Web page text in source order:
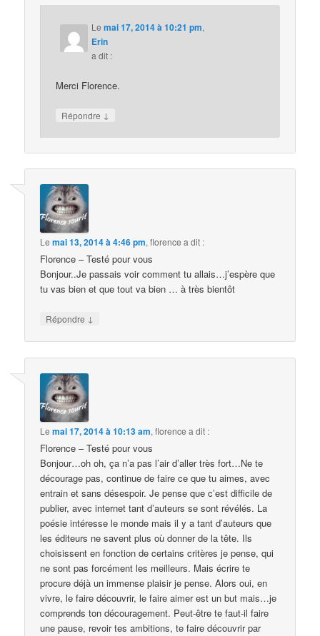
Lemai 17, 2014 à 10:21 pm,
Erin
a dit :
Merci Florence.
Répondre ↓
Lemai 13, 2014 à 4:46 pm,florence a dit :
Florence – Testé pour vous
Bonjour..Je passais voir comment tu allais…j’espère que
tu vas bien et que tout va bien … à très bientôt
Répondre ↓
Lemai 17, 2014 à 10:13 am,florence a dit :
Florence – Testé pour vous
Bonjour…oh oh, ça n’a pas l’air d’aller très fort…Ne te
décourage pas, continue de faire ce que tu aimes, avec
entrain et sans désespoir. Je pense que c’est difficile de
publier, avec internet tant d’auteurs se sont révélés. La
poésie intéresse le monde mais il y a tant d’auteurs que
les éditeurs ne savent plus où donner de la tête. Ils
choisissent en fonction de certains critères je pense, qui
ne sont pas forcément les meilleurs. Mais écrire te
procure déjà un immense plaisir je pense. Alors oui, en
vivre, le faire découvrir, le faire aimer est un but mais…je
comprends ton découragement. Peut-être te faut-il faire
une pause, revoir tes ambitions, te faire découvrir par